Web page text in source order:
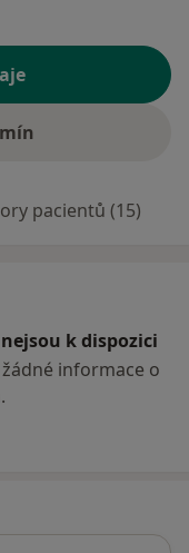
pacientů (15)
k dispozici
informace o